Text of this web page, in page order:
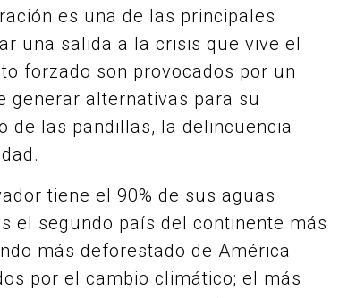
es una de las principales
una salida a la crisis que vive el
forzado son provocados por un
generar alternativas para su
de las pandillas, la delincuencia
tiene el 90% de sus aguas
el segundo país del continente más
más deforestado de América
por el cambio climático; el más